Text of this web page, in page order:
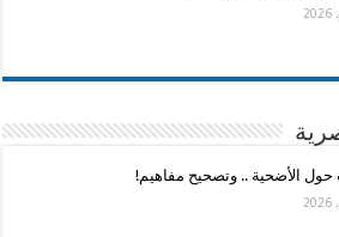
حول الأضحية .. وتصحيح مفاهيم!